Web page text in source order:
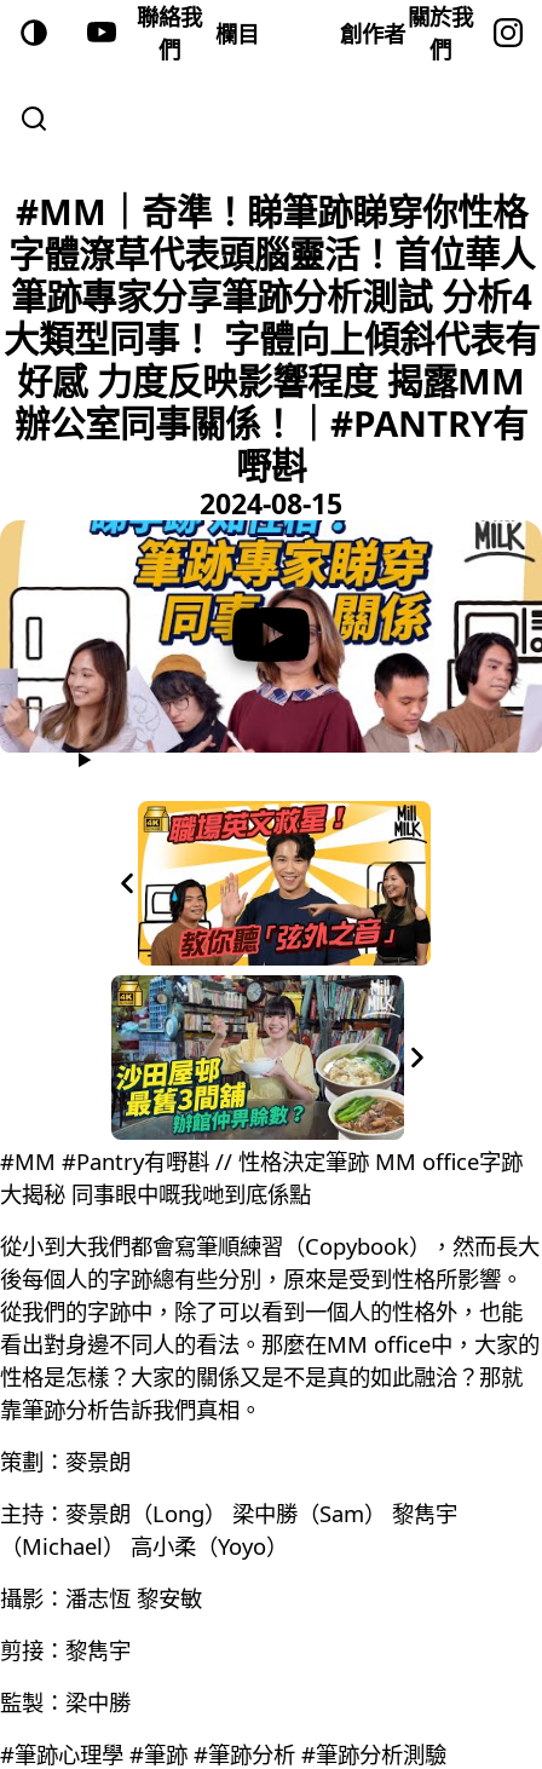
聯絡我
們
欄目 創作者
關於我
們
#MM｜奇準！睇筆跡睇穿你性格
字體潦草代表頭腦靈活！首位華人
筆跡專家分享筆跡分析測試 分析4
大類型同事！ 字體向上傾斜代表有
好感 力度反映影響程度 揭露MM
辦公室同事關係！｜#PANTRY有
嘢斟
2024-08-15
#MM #Pantry有嘢斟 // 性格決定筆跡 MM office字跡
大揭秘 同事眼中嘅我哋到底係點
從小到大我們都會寫筆順練習（Copybook），然而長大
後每個人的字跡總有些分別，原來是受到性格所影響。
從我們的字跡中，除了可以看到一個人的性格外，也能
看出對身邊不同人的看法。那麼在MM office中，大家的
性格是怎樣？大家的關係又是不是真的如此融洽？那就
靠筆跡分析告訴我們真相。
策劃：麥景朗
主持：麥景朗（Long） 梁中勝（Sam） 黎雋宇
（Michael） 高小柔（Yoyo）
攝影：潘志恆 黎安敏
剪接：黎雋宇
監製：梁中勝
#筆跡心理學 #筆跡 #筆跡分析 #筆跡分析測驗